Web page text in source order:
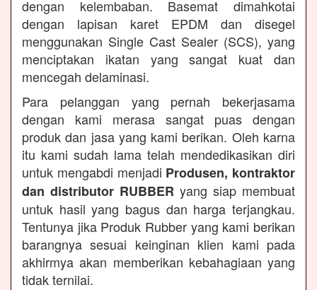
dengan kelembaban. Basemat dimahkotai
dengan lapisan karet EPDM dan disegel
menggunakan Single Cast Sealer (SCS), yang
menciptakan ikatan yang sangat kuat dan
mencegah delaminasi.
Para pelanggan yang pernah bekerjasama
dengan kami merasa sangat puas dengan
produk dan jasa yang kami berikan. Oleh karna
itu kami sudah lama telah mendedikasikan diri
untuk mengabdi menjadi Produsen, kontraktor
dan distributor RUBBER yang siap membuat
untuk hasil yang bagus dan harga terjangkau.
Tentunya jika Produk Rubber yang kami berikan
barangnya sesuai keinginan klien kami pada
akhirmya akan memberikan kebahagiaan yang
tidak ternilai.